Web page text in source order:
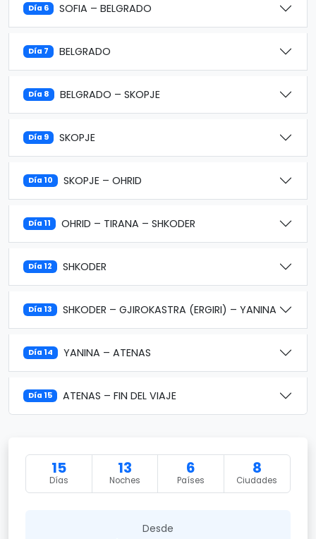
Día 6 SOFIA – BELGRADO
Día 7 BELGRADO
Día 8 BELGRADO – SKOPJE
Día 9 SKOPJE
Día 10 SKOPJE – OHRID
Día 11 OHRID – TIRANA – SHKODER
Día 12 SHKODER
Día 13 SHKODER – GJIROKASTRA (ERGIRI) – YANINA
Día 14 YANINA – ATENAS
Día 15 ATENAS – FIN DEL VIAJE
15
Días
13
Noches
6
Países
8
Ciudades
Desde